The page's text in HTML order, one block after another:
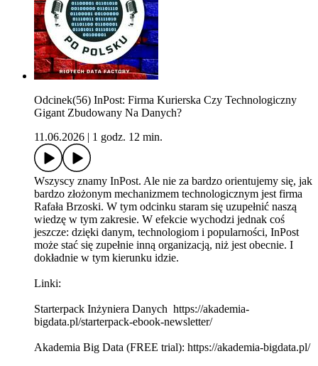
Odcinek(56) InPost: Firma Kurierska Czy Technologiczny
Gigant Zbudowany Na Danych?
11.06.2026
1 godz. 12 min.
Wszyscy znamy InPost. Ale nie za bardzo orientujemy się, jak
bardzo złożonym mechanizmem technologicznym jest firma
Rafała Brzoski. W tym odcinku staram się uzupełnić naszą
wiedzę w tym zakresie. W efekcie wychodzi jednak coś
jeszcze: dzięki danym, technologiom i popularności, InPost
może stać się zupełnie inną organizacją, niż jest obecnie. I
dokładnie w tym kierunku idzie.
Linki:
Starterpack Inżyniera Danych https://akademia-
bigdata.pl/starterpack-ebook-newsletter/
Akademia Big Data (FREE trial): https://akademia-bigdata.pl/